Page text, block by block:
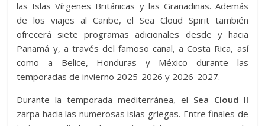
las Islas Vírgenes Británicas y las Granadinas. Además
de los viajes al Caribe, el Sea Cloud Spirit también
ofrecerá siete programas adicionales desde y hacia
Panamá y, a través del famoso canal, a Costa Rica, así
como a Belice, Honduras y México durante las
temporadas de invierno 2025-2026 y 2026-2027.
Durante la temporada mediterránea, el Sea Cloud II
zarpa hacia las numerosas islas griegas. Entre finales de